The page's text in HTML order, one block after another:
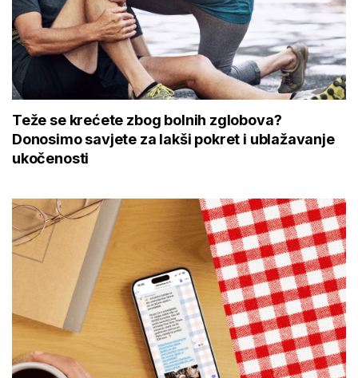
Teže se krećete zbog bolnih zglobova?
Donosimo savjete za lakši pokret i ublažavanje
ukočenosti